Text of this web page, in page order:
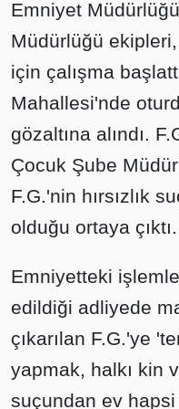
Emniyet
Müdürlüğü
için çalışma
Mahallesi'nde
gözaltına alındı.
Çocuk Şube
F.G.'nin hırsızlık
olduğu ortaya çıktı.
Emniyetteki
edildiği adliyede
çıkarılan F.G.'ye
yapmak, halkı kin
suçundan ev